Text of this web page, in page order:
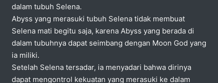
dalam tubuh Selena.
Abyss yang merasuki tubuh Selena tidak membuat
Selena mati begitu saja, karena Abyss yang berada di
dalam tubuhnya dapat seimbang dengan Moon God yang
ia miliki.
Setelah Selena tersadar, ia menyadari bahwa dirinya
dapat mengontrol kekuatan yang merasuki ke dalam